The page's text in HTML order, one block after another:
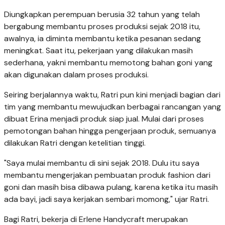
Diungkapkan perempuan berusia 32 tahun yang telah
bergabung membantu proses produksi sejak 2018 itu,
awalnya, ia diminta membantu ketika pesanan sedang
meningkat. Saat itu, pekerjaan yang dilakukan masih
sederhana, yakni membantu memotong bahan goni yang
akan digunakan dalam proses produksi.
Seiring berjalannya waktu, Ratri pun kini menjadi bagian dari
tim yang membantu mewujudkan berbagai rancangan yang
dibuat Erina menjadi produk siap jual. Mulai dari proses
pemotongan bahan hingga pengerjaan produk, semuanya
dilakukan Ratri dengan ketelitian tinggi.
"Saya mulai membantu di sini sejak 2018. Dulu itu saya
membantu mengerjakan pembuatan produk fashion dari
goni dan masih bisa dibawa pulang, karena ketika itu masih
ada bayi, jadi saya kerjakan sembari momong," ujar Ratri.
Bagi Ratri, bekerja di Erlene Handycraft merupakan